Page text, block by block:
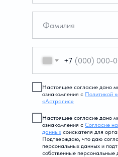
+7
Настоящее согласие дано
ознакомления с Политикой
«Астралис»
Настоящее согласие дано
ознакомления с Согласие
данных соискателя для
Подтверждаю, что даю
персональных данных и
собственные персональные